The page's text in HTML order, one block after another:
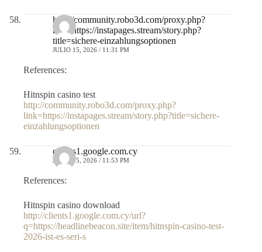
http://community.robo3d.com/proxy.php?
link=https://instapages.stream/story.php?
title=sichere-einzahlungsoptionen
JULIO 15, 2026 / 11:31 PM
References:
Hitnspin casino test
http://community.robo3d.com/proxy.php?
link=https://instapages.stream/story.php?title=sichere-
einzahlungsoptionen
clients1.google.com.cy
JULIO 15, 2026 / 11:53 PM
References:
Hitnspin casino download
http://clients1.google.com.cy/url?
q=https://headlinebeacon.site/item/hitnspin-casino-test-
2026-ist-es-seri-s